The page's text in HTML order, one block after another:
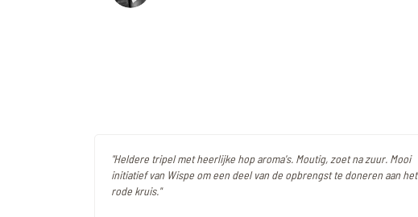
"Heldere tripel met heerlijke hop aroma's. Moutig, zoet na zuur. Mooi
initiatief van Wispe om een deel van de opbrengst te doneren aan het
rode kruis."